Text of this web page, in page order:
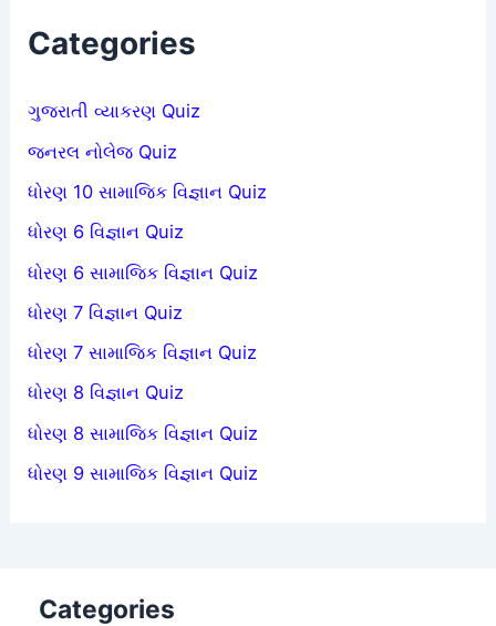
Categories
ગુજરાતી વ્યાકરણ Quiz
જનરલ નોલેજ Quiz
ધોરણ 10 સામાજિક વિજ્ઞાન Quiz
ધોરણ 6 વિજ્ઞાન Quiz
ધોરણ 6 સામાજિક વિજ્ઞાન Quiz
ધોરણ 7 વિજ્ઞાન Quiz
ધોરણ 7 સામાજિક વિજ્ઞાન Quiz
ધોરણ 8 વિજ્ઞાન Quiz
ધોરણ 8 સામાજિક વિજ્ઞાન Quiz
ધોરણ 9 સામાજિક વિજ્ઞાન Quiz
Categories